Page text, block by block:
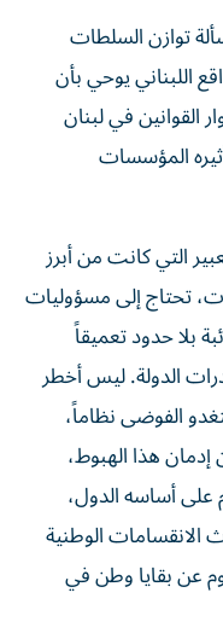
توازن السلطات
اللبناني يوحي بأن
القوانين في لبنان
المؤسسات
التي كانت من أبرز
تحتاج إلى مسؤوليات
بلا حدود تعميقاً
الدولة. ليس أخطر
الفوضى نظاماً،
إدمان هذا الهبوط،
أساسه الدول،
الانقسامات الوطنية
عن بقايا وطن في